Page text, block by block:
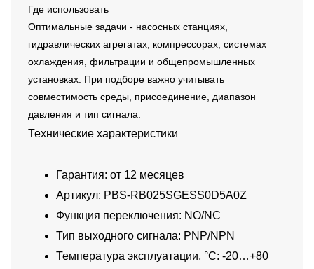
Где использовать
Оптимальные задачи - насосных станциях,
гидравлических агрегатах, компрессорах, системах
охлаждения, фильтрации и общепромышленных
установках. При подборе важно учитывать
совместимость среды, присоединение, диапазон
давления и тип сигнала.
Технические характеристики
Гарантия: от 12 месяцев
Артикул: PBS-RB025SGESS0D5A0Z
Функция переключения: NO/NC
Тип выходного сигнала: PNP/NPN
Температура эксплуатации, °C: -20…+80